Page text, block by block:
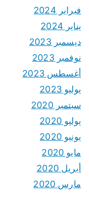
فبراير 2024
يناير 2024
ديسمبر 2023
نوفمبر 2023
أغسطس 2023
يوليو 2023
سبتمبر 2020
يوليو 2020
يونيو 2020
مايو 2020
أبريل 2020
مارس 2020